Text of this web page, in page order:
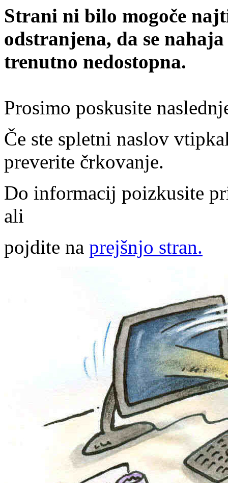
Strani ni bilo mogoče
odstranjena, da se
trenutno nedostopna.
Prosimo poskusite
Če ste spletni naslov
preverite črkovanje.
Do informacij poizkusite
ali
pojdite na prejšnjo stran.